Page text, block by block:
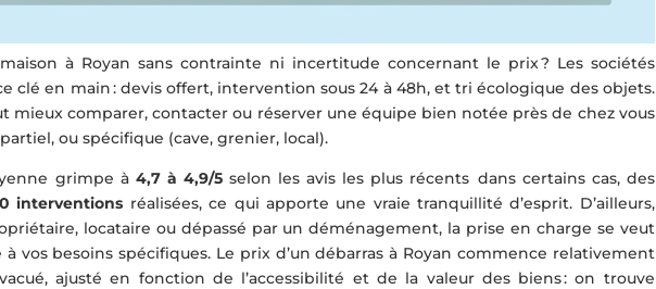
à Royan sans contrainte ni incertitude concernant le prix ? Les sociétés
clé en main : devis offert, intervention sous 24 à 48h, et tri écologique des objets.
mieux comparer, contacter ou réserver une équipe bien notée près de chez vous
ou spécifique (cave, grenier, local).
grimpe à 4,7 à 4,9/5selon les avis les plus récents dans certains cas, des
interventions réalisées, ce qui apporte une vraie tranquillité d’esprit. D’ailleurs,
locataire ou dépassé par un déménagement, la prise en charge se veut
vos besoins spécifiques. Le prix d’un débarras à Royan commence relativement
ajusté en fonction de l’accessibilité et de la valeur des biens : on trouve